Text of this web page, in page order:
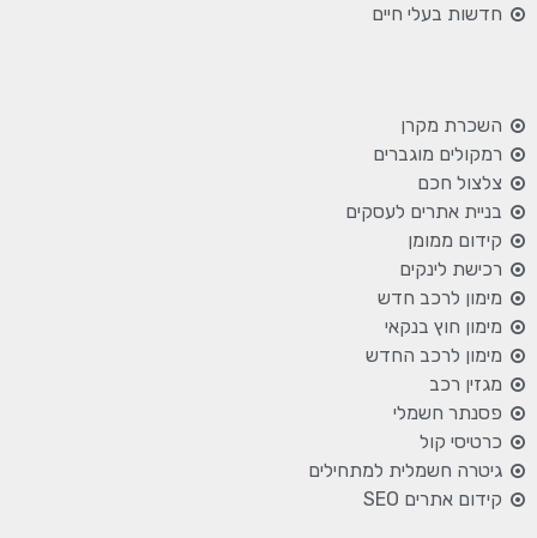
חדשות בעלי חיים
השכרת מקרן
רמקולים מוגברים
צלצול חכם
בניית אתרים לעסקים
קידום ממומן
רכישת לינקים
מימון לרכב חדש
מימון חוץ בנקאי
מימון לרכב החדש
מגזין רכב
פסנתר חשמלי
כרטיסי קול
גיטרה חשמלית למתחילים
קידום אתרים SEO